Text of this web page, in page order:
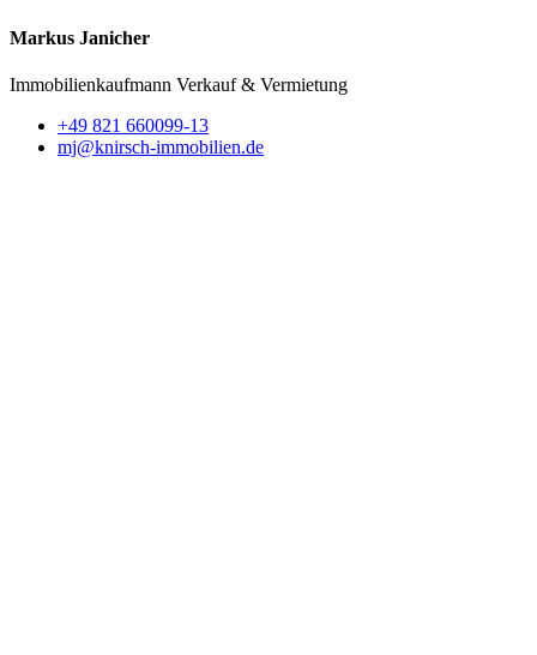
Markus Janicher
Immobilienkaufmann Verkauf & Vermietung
+49 821 660099-13
mj@knirsch-immobilien.de